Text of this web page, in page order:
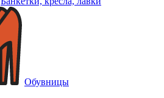
Обувницы